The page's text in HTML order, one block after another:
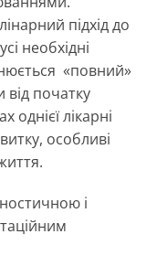
підхід до
необхідні
«повний»
початку
однієї лікарні
особливі
і